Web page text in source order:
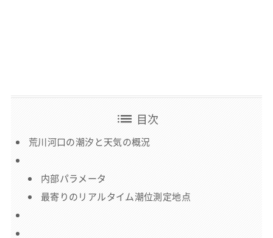
list 目次
荒川河口の潮汐と天気の概況
内部パラメータ
最寄りのリアルタイム潮位測定地点